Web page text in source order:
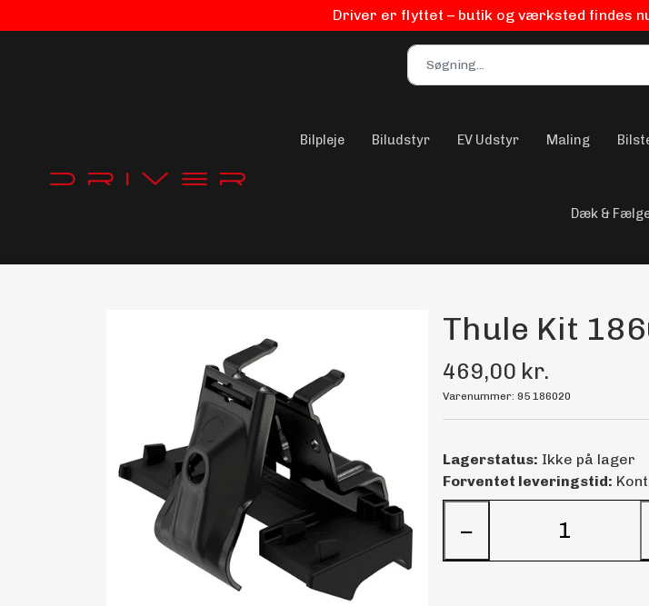
Driver er flyttet – butik og værksted findes
Bilpleje Biludstyr EV Udstyr Maling
Dæk &
Thule Kit
469,00 kr.
Varenummer: 95 186020
Lagerstatus: Ikke på lager
Forventet leveringstid:
−